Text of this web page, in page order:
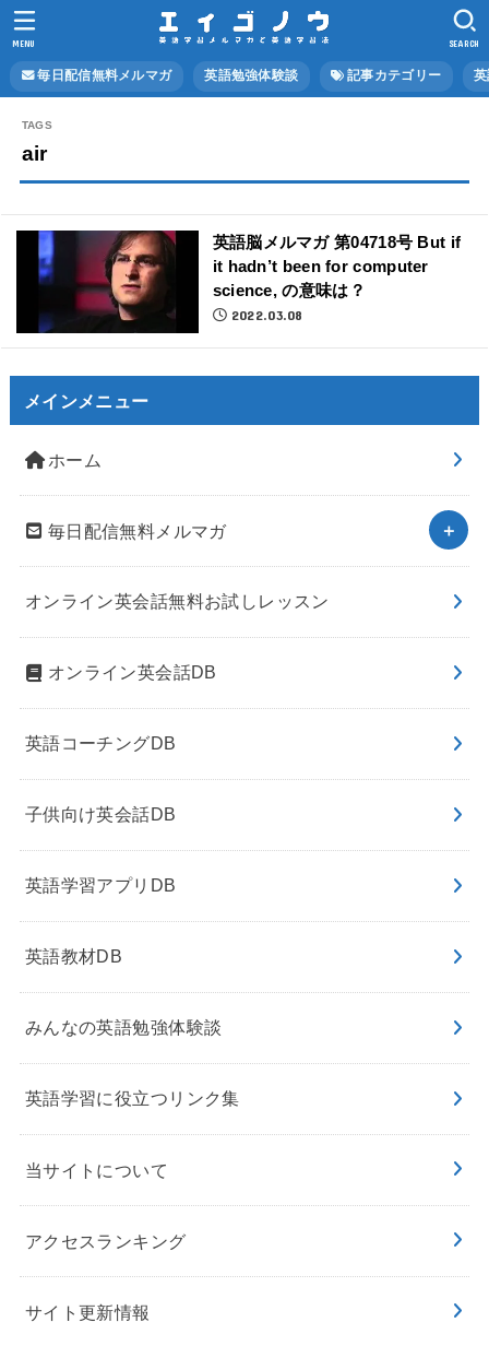
毎日配信無料メルマガ 英語勉強体験談 記事カテゴリー
SEARCH
MENU
air
英語脳メルマガ 第04718号 But if
it hadn’t been for computer
science, の意味は？
2022.03.08
メインメニュー
ホーム
毎日配信無料メルマガ
オンライン英会話無料お試しレッスン
オンライン英会話DB
英語コーチングDB
子供向け英会話DB
英語学習アプリDB
英語教材DB
みんなの英語勉強体験談
英語学習に役立つリンク集
当サイトについて
アクセスランキング
サイト更新情報